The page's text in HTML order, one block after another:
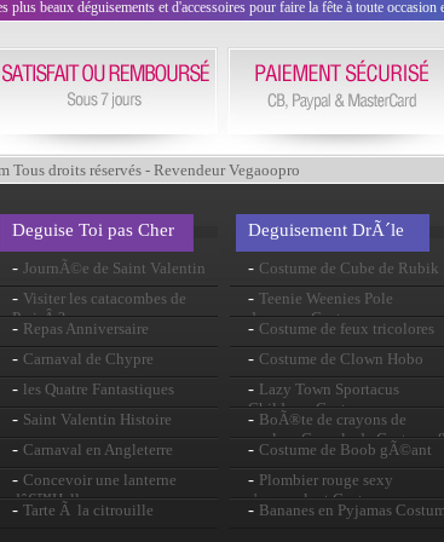
beaux déguisements et d'accessoires pour faire la fête à toute occasion
droits réservés - Revendeur Vegaoopro
Deguise Toi pas Cher
- JournÃ©e de Saint Valentin
- Visiter les catacombes de
ParisÂ ?
- Repas Anniversaire
- Carnaval de Chypre
- les Quatre Fantastiques
- Saint Valentin Histoire
- Carnaval en Angleterre
- Concevoir une lanterne
dâ€™Halloween
- Tarte Ã la citrouille
Deguisement DrÃ´le
- Costume de Cube de Rubik
- Teenie Weenies Pole
danseuse Costume
- Costume de feux tricolores
- Costume de Clown Hobo
- Lazy Town Sportacus
Childrens Costume
- BoÃ®te de crayons de
couleur Crayola de Costume
- Costume de Boob gÃ©ant
- Plombier rouge sexy
s'accouplent Costume
- Bananes en Pyjamas